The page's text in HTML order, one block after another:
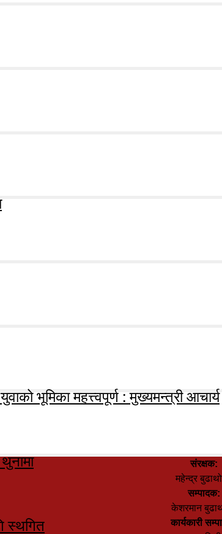
भूमिका महत्त्वपूर्ण : मुख्यमन्त्री आचार्य
स्थगित
संरक्षक:
महेन्द्र
सम्पादक:
केशरमान
कार्यकारी